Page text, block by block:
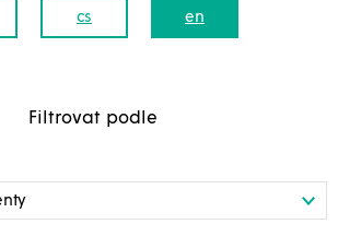
cs en
Filtrovat podle